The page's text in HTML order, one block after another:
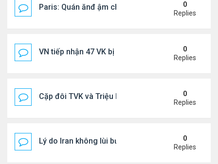
Paris: Quán ănđ ậm chất Việt đông kín khách chờ
0
Replies
VN tiếp nhận 47 VK bị Mỹ trục xuất, Công an
0
Replies
Cặp đôi TVK và Triệu Mẫn được yêu thích nhất
0
Replies
Lý do Iran không lùi bước trước lời đe dọa của
0
Replies